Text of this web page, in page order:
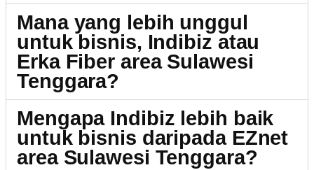
Mana yang lebih unggul
untuk bisnis, Indibiz atau
Erka Fiber area Sulawesi
Tenggara?
Mengapa Indibiz lebih baik
untuk bisnis daripada EZnet
area Sulawesi Tenggara?